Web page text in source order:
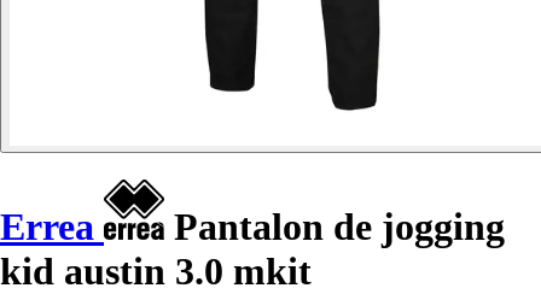
Errea
Pantalon de jogging
kid austin 3.0 mkit